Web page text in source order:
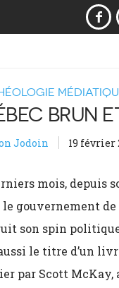
BRUN
Jodoin 19 février
mois, depuis
le gouvernement
son spin
le titre d’un
par Scott McKay,